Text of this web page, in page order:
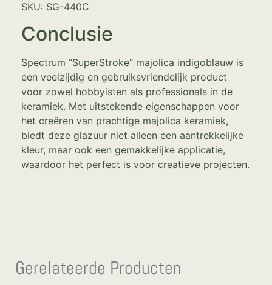
SKU: SG-440C
Conclusie
Spectrum “SuperStroke” majolica indigoblauw is
een veelzijdig en gebruiksvriendelijk product
voor zowel hobbyisten als professionals in de
keramiek. Met uitstekende eigenschappen voor
het creëren van prachtige majolica keramiek,
biedt deze glazuur niet alleen een aantrekkelijke
kleur, maar ook een gemakkelijke applicatie,
waardoor het perfect is voor creatieve projecten.
Gerelateerde Producten